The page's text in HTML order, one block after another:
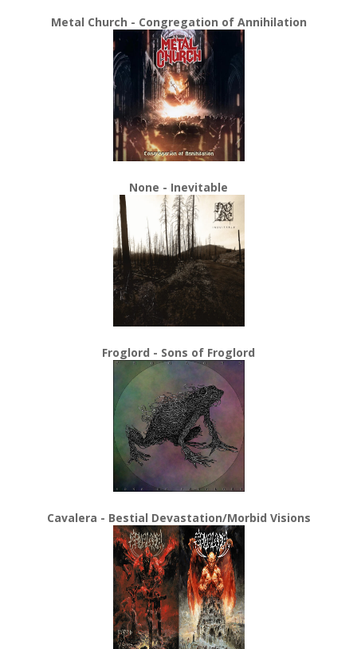
Metal Church - Congregation of Annihilation
None - Inevitable
Froglord - Sons of Froglord
Cavalera - Bestial Devastation/Morbid Visions